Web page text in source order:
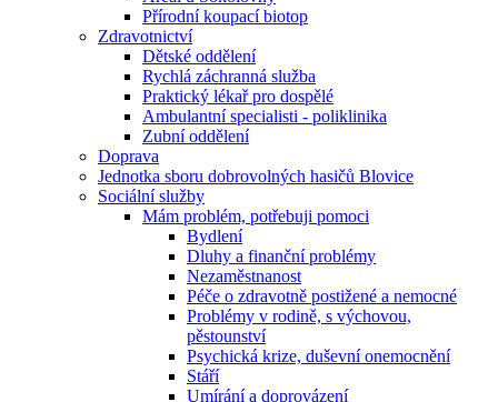
Přírodní koupací biotop
Zdravotnictví
Dětské oddělení
Rychlá záchranná služba
Praktický lékař pro dospělé
Ambulantní specialisti - poliklinika
Zubní oddělení
Doprava
Jednotka sboru dobrovolných hasičů Blovice
Sociální služby
Mám problém, potřebuji pomoci
Bydlení
Dluhy a finanční problémy
Nezaměstnanost
Péče o zdravotně postižené a nemocné
Problémy v rodině, s výchovou,
pěstounství
Psychická krize, duševní onemocnění
Stáří
Umírání a doprovázení